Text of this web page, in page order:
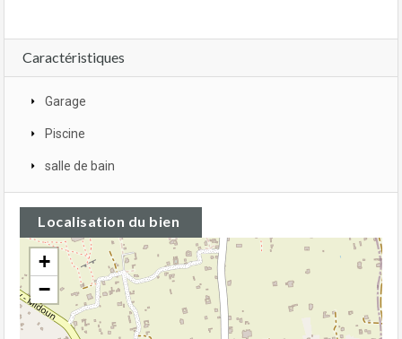
Caractéristiques
Garage
Piscine
salle de bain
Localisation du bien
+
−